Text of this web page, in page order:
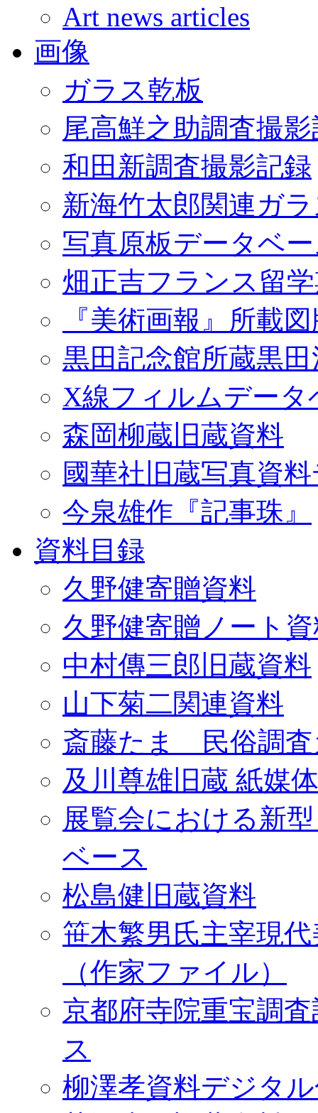
Art news articles
画像
ガラス乾板
尾高鮮之助調査撮
和田新調査撮影記録
新海竹太郎関連ガ
写真原板データベ
畑正吉フランス留
『美術画報』所載
黒田記念館所蔵黒
X線フィルムデータ
森岡柳蔵旧蔵資料
國華社旧蔵写真資
今泉雄作『記事珠』
資料目録
久野健寄贈資料
久野健寄贈ノート
中村傳三郎旧蔵資料
山下菊二関連資料
斎藤たま 民俗調査
及川尊雄旧蔵 紙媒
展覧会における新
ベース
松島健旧蔵資料
笹木繁男氏主宰現
（作家ファイル）
京都府寺院重宝調
ス
柳澤孝資料デジタ